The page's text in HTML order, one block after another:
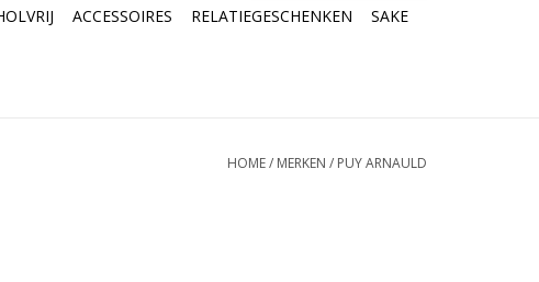
ACCESSOIRES RELATIEGESCHENKEN
SAKE
HOME/ MERKEN / PUY ARNAULD